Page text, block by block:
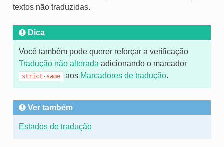
textos não traduzidas.
Dica
Você também pode querer reforçar a verificação
Tradução não alterada adicionando o marcador
strict-same aos Marcadores de tradução.
Ver também
Estados de tradução